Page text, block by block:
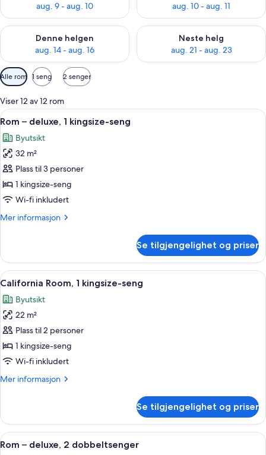
aug. 9 - aug. 10
aug. 10 - aug. 11
Denne helgen
aug. 14 - aug. 16
Sjekk tilgjengelighet for denne helgen, aug. 14 - aug. 16
Neste helg
aug. 21 - aug. 23
Sjekk tilgjengelighet for
Tilgjengelige
filtre
for
rom
Alle rom 1 seng 2 senger
Viser 12 av 12 rom
Åpne
alle
bildene
av
Rom
–
deluxe,
kingsize-
Sengetøy av topp kvalitet, minibar,
5
Rom – deluxe, 1 kingsize-seng
Byutsikt
32 m²
Plass til 3 personer
1 kingsize-seng
Wi-fi inkludert
Mer informasjon
Mer
–
deluxe,
1
seng
Se tilgjengelighet og priser
Åpne
alle
bildene
av
California
Room,
1
seng
California Room, 1 kingsize-seng |
5
California Room, 1 kingsize-seng
Byutsikt
22 m²
Plass til 2 personer
1 kingsize-seng
Wi-fi inkludert
Mer informasjon
Mer
Room,
kingsize-
Se tilgjengelighet og priser
Åpne
alle
Rom – deluxe, 2 dobbeltsenger |
7
Rom – deluxe, 2 dobbeltsenger